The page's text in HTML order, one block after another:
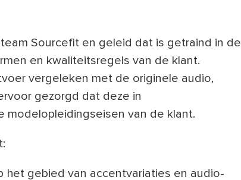
Sourcefit en geleid dat is getraind in de
en kwaliteitsregels van de klant.
vergeleken met de originele audio,
gezorgd dat deze in
modelopleidingseisen van de klant.
het gebied van accentvariaties en audio-